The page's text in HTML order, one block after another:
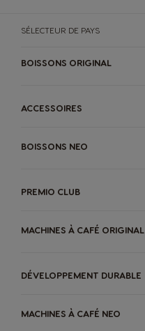
SÉLECTEUR DE PAYS
BOISSONS ORIGINAL
ACCESSOIRES
BOISSONS NEO
PREMIO CLUB
MACHINES À CAFÉ ORIGINAL
DÉVELOPPEMENT DURABLE
MACHINES À CAFÉ NEO